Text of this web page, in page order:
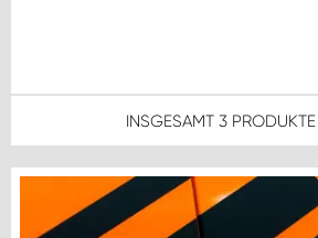
INSGESAMT 3 PRODUKTE